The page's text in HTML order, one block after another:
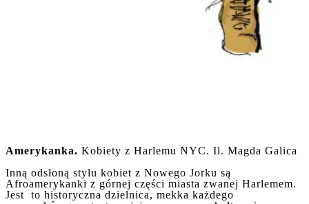
Amerykanka. Kobiety z Harlemu NYC. Il. Magda Galica
Inną odsłoną stylu kobiet z Nowego Jorku są
Afroamerykanki z górnej części miasta zwanej Harlemem.
Jest to historyczna dzielnica, mekka każdego